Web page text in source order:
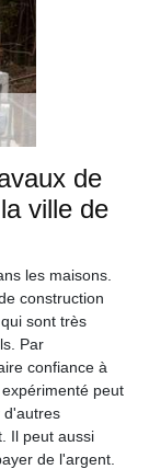
de
ville de
les maisons.
construction
sont très
Par
confiance à
peut
d'autres
Il peut aussi
de l'argent.